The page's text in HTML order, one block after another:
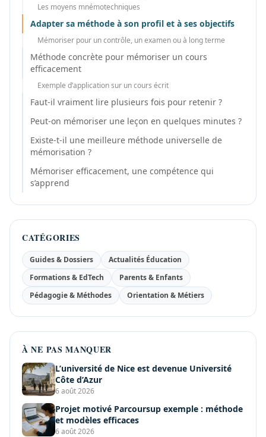
Les moyens mnémotechniques
Adapter sa méthode à son profil et à ses objectifs
Mémoriser pour un contrôle, un examen ou à long terme
Méthode concrète pour mémoriser un cours
efficacement
Exemple d’application sur un cours écrit
Faut-il vraiment lire plusieurs fois pour retenir ?
Peut-on mémoriser une leçon en quelques minutes ?
Existe-t-il une meilleure méthode universelle de
mémorisation ?
Mémoriser efficacement, une compétence qui
s’apprend
CATÉGORIES
Guides & Dossiers
Actualités Éducation
Formations & EdTech
Parents & Enfants
Pédagogie & Méthodes
Orientation & Métiers
À NE PAS MANQUER
L’université de Nice est devenue Université
Côte d’Azur
6 août 2026
Projet motivé Parcoursup exemple : méthode
et modèles efficaces
6 août 2026